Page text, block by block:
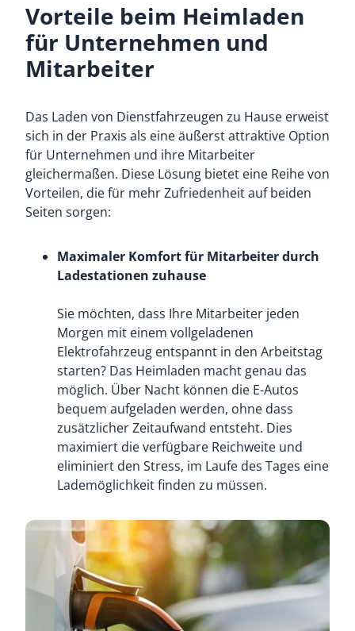
Vorteile beim Heimladen
für Unternehmen und
Mitarbeiter
Das Laden von Dienstfahrzeugen zu Hause erweist
sich in der Praxis als eine äußerst attraktive Option
für Unternehmen und ihre Mitarbeiter
gleichermaßen. Diese Lösung bietet eine Reihe von
Vorteilen, die für mehr Zufriedenheit auf beiden
Seiten sorgen:
Maximaler Komfort für Mitarbeiter durch
Ladestationen zuhause
Sie möchten, dass Ihre Mitarbeiter jeden
Morgen mit einem vollgeladenen
Elektrofahrzeug entspannt in den Arbeitstag
starten? Das Heimladen macht genau das
möglich. Über Nacht können die E-Autos
bequem aufgeladen werden, ohne dass
zusätzlicher Zeitaufwand entsteht. Dies
maximiert die verfügbare Reichweite und
eliminiert den Stress, im Laufe des Tages eine
Lademöglichkeit finden zu müssen.